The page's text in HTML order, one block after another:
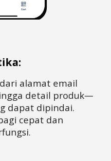
alamat email
detail produk—
dapat dipindai.
cepat dan